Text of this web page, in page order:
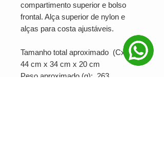
compartimento superior e bolso
frontal. Alça superior de nylon e
alças para costa ajustáveis.
Tamanho total aproximado (CxL):
44 cm x 34 cm x 20 cm
Peso aproximado (g): 263